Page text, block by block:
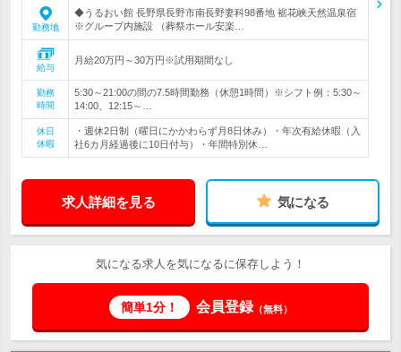
勤務地
◆うるおい館 長野県長野市南長野妻科98番地 裾花峡天然温泉宿
※グループ内施設 （葬祭ホール安楽…
給与
月給20万円～30万円※試用期間なし
勤務
時間
5:30～21:00の間の7.5時間勤務（休憩1時間）※シフト例：5:30～
14:00、12:15～…
休日
休暇
・週休2日制（曜日にかかわらず月8日休み）・年次有給休暇（入
社6カ月経過後に10日付与）・年間特別休…
求人詳細を見る 気になる
気になる求人を気になるに保存しよう！
簡単1分！ 会員登録（無料）